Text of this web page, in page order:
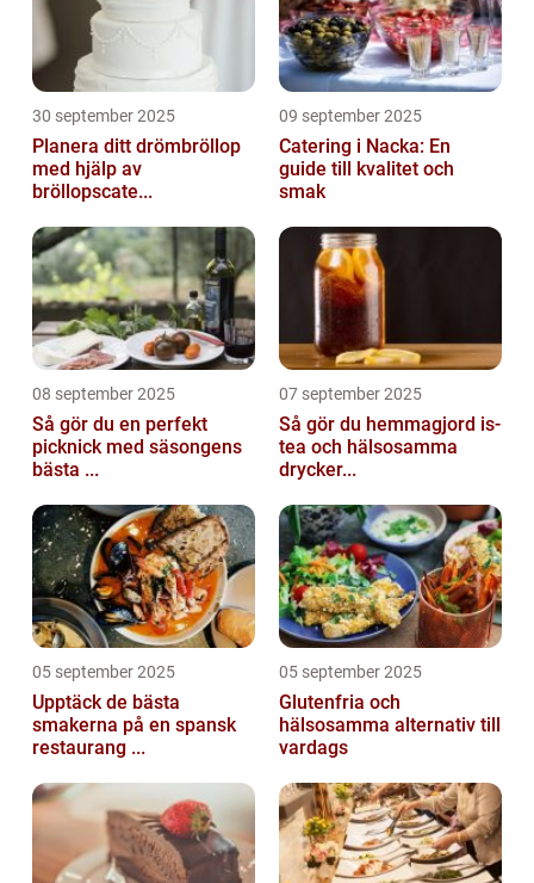
30 september 2025
Planera ditt drömbröllop
med hjälp av
bröllopscate...
09 september 2025
Catering i Nacka: En
guide till kvalitet och
smak
08 september 2025
Så gör du en perfekt
picknick med säsongens
bästa ...
07 september 2025
Så gör du hemmagjord is-
tea och hälsosamma
drycker...
05 september 2025
Upptäck de bästa
smakerna på en spansk
restaurang ...
05 september 2025
Glutenfria och
hälsosamma alternativ till
vardags